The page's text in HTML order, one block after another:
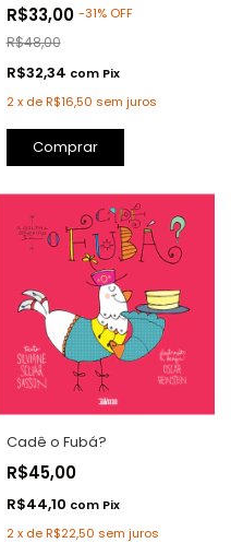
R$33,00 -31% OFF
R$48,00
R$32,34 com Pix
2 x deR$16,50 sem juros
Comprar
Cadê o Fubá?
R$45,00
R$44,10 com Pix
2 x deR$22,50 sem juros